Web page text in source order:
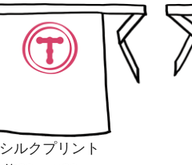
シルクプリント